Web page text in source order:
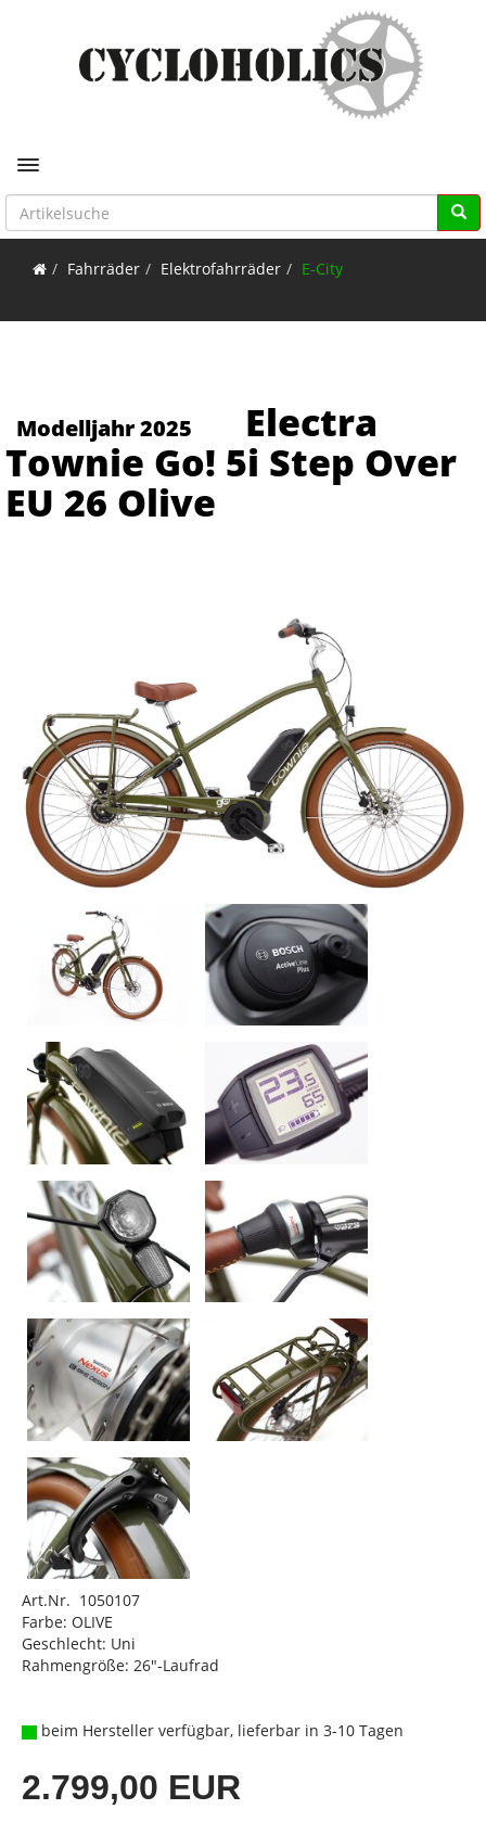
Toggle navigation
Fahrräder Elektrofahrräder E-City
Modelljahr 2025
Electra
Townie Go! 5i Step Over
EU 26 Olive
Art.Nr. 1050107
Farbe: OLIVE
Geschlecht: Uni
Rahmengröße: 26"-Laufrad
beim Hersteller verfügbar, lieferbar in 3-10 Tagen
2.799,00 EUR